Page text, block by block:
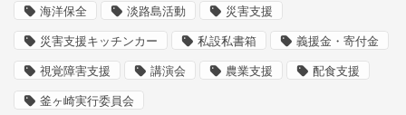
海洋保全 淡路島活動 災害支援
災害支援キッチンカー 私設私書箱 義援金・寄付金
視覚障害支援 講演会 農業支援 配食支援
釜ヶ崎実行委員会